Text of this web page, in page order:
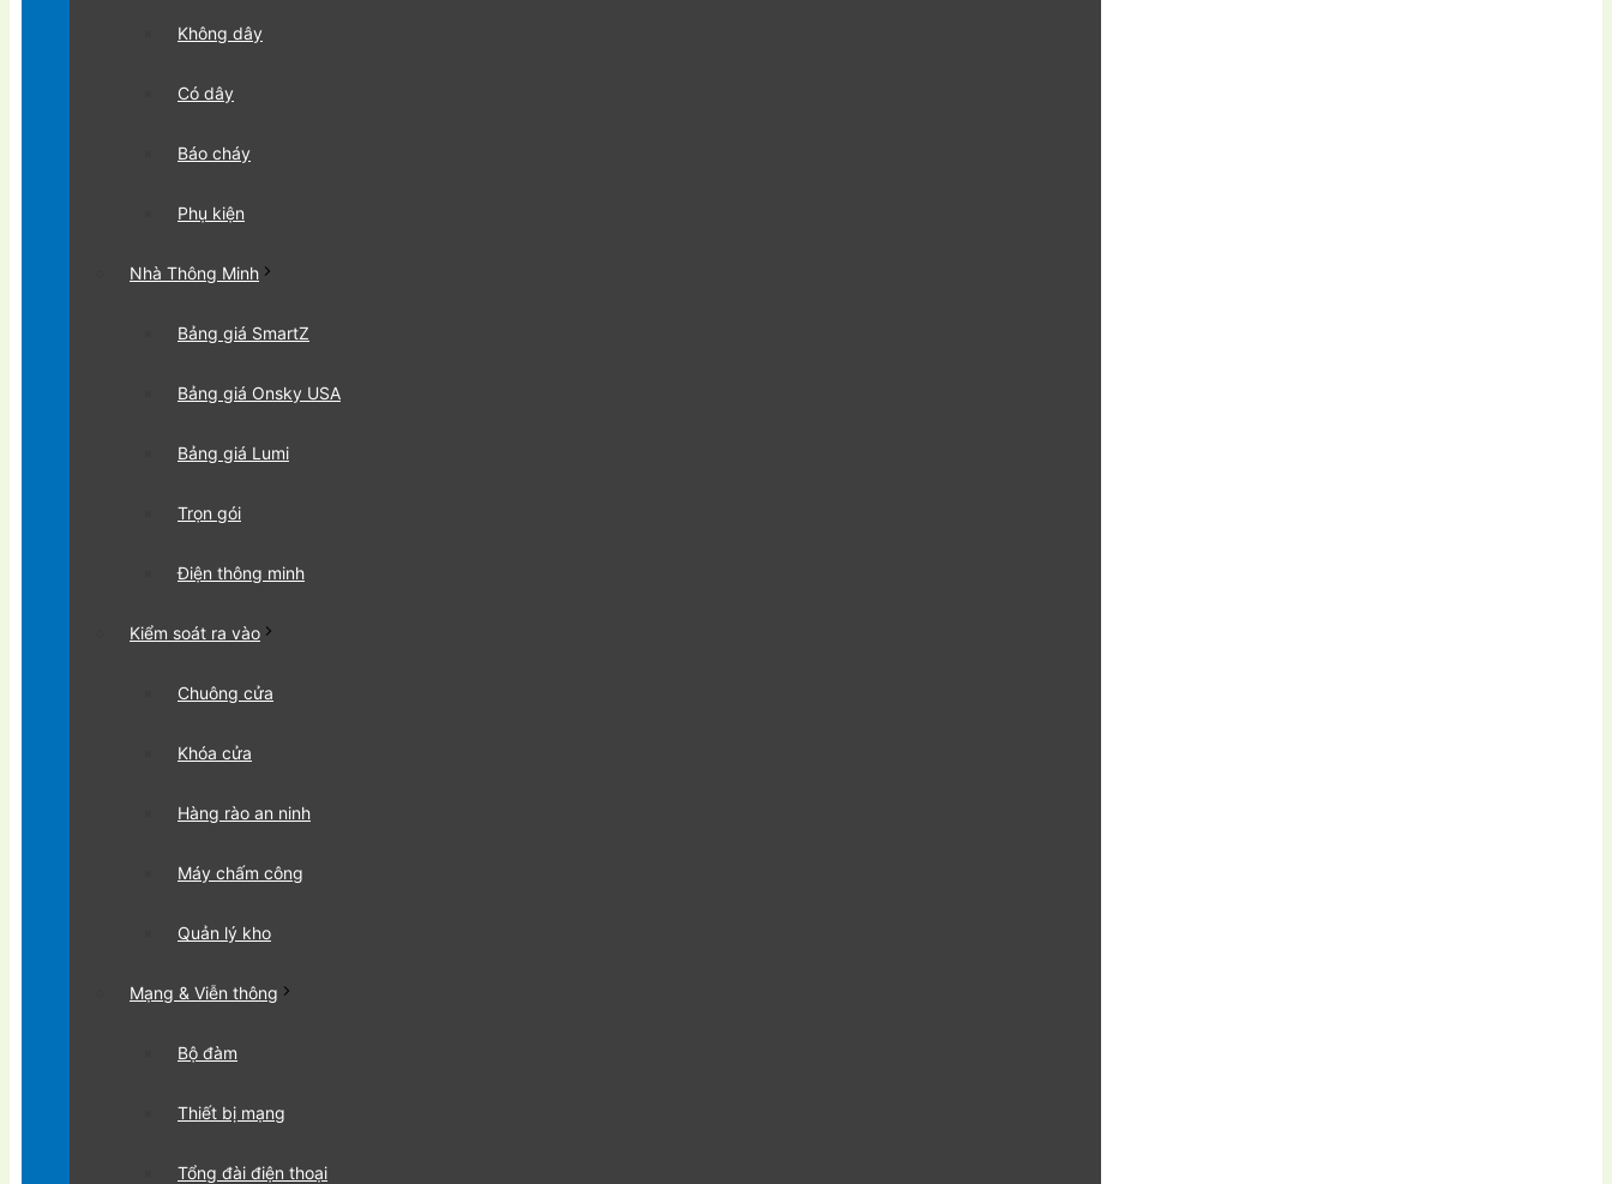
Không dây
Có dây
Báo cháy
Phụ kiện
Nhà Thông Minh
Bảng giá SmartZ
Bảng giá Onsky USA
Bảng giá Lumi
Trọn gói
Điện thông minh
Kiểm soát ra vào
Chuông cửa
Khóa cửa
Hàng rào an ninh
Máy chấm công
Quản lý kho
Mạng & Viễn thông
Bộ đàm
Thiết bị mạng
Tổng đài điện thoại